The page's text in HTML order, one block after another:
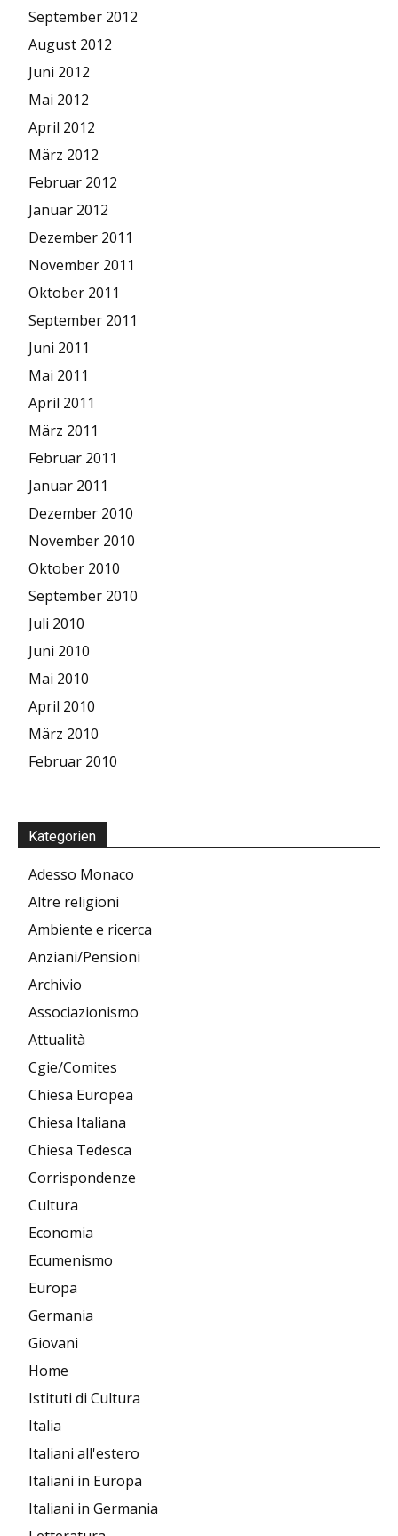
September 2012
August 2012
Juni 2012
Mai 2012
April 2012
März 2012
Februar 2012
Januar 2012
Dezember 2011
November 2011
Oktober 2011
September 2011
Juni 2011
Mai 2011
April 2011
März 2011
Februar 2011
Januar 2011
Dezember 2010
November 2010
Oktober 2010
September 2010
Juli 2010
Juni 2010
Mai 2010
April 2010
März 2010
Februar 2010
Kategorien
Adesso Monaco
Altre religioni
Ambiente e ricerca
Anziani/Pensioni
Archivio
Associazionismo
Attualità
Cgie/Comites
Chiesa Europea
Chiesa Italiana
Chiesa Tedesca
Corrispondenze
Cultura
Economia
Ecumenismo
Europa
Germania
Giovani
Home
Istituti di Cultura
Italia
Italiani all'estero
Italiani in Europa
Italiani in Germania